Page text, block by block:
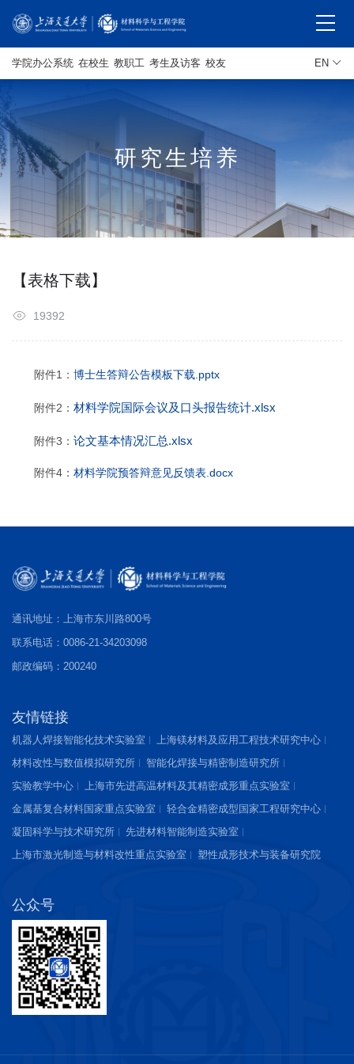
学院办公系统 在校生 教职工 考生及访客 校友 EN
研究生培养
【表格下载】
19392
附件1： 博士生答辩公告模板下载.pptx
附件2： 材料学院国际会议及口头报告统计.xlsx
附件3： 论文基本情况汇总.xlsx
附件4： 材料学院预答辩意见反馈表.docx
通讯地址：上海市东川路800号
联系电话：0086-21-34203098
邮政编码：200240
友情链接
机器人焊接智能化技术实验室
上海镁材料及应用工程技术研究中心
材料改性与数值模拟研究所
智能化焊接与精密制造研究所
实验教学中心
上海市先进高温材料及其精密成形重点实验室
金属基复合材料国家重点实验室
轻合金精密成型国家工程研究中心
凝固科学与技术研究所
先进材料智能制造实验室
上海市激光制造与材料改性重点实验室
塑性成形技术与装备研究院
公众号